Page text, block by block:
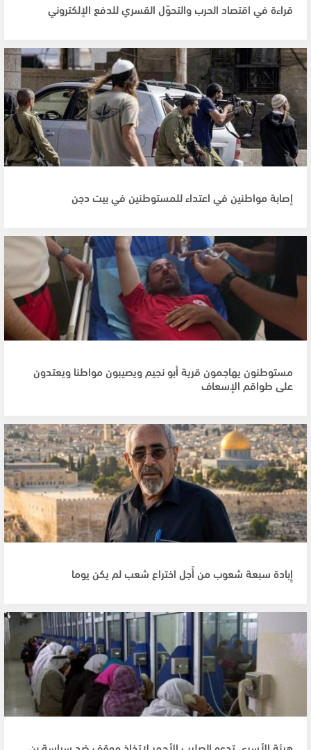
قراءة في اقتصاد الحرب والتحوّل القسري للدفع الإلكتروني
إصابة مواطنين في اعتداء للمستوطنين في بيت دجن
مستوطنون يهاجمون قرية أبو نجيم ويصيبون مواطنا ويعتدون
على طواقم الإسعاف
إِبادة سبعة شعوب من أَجل اختراع شعب لم يكن يوما